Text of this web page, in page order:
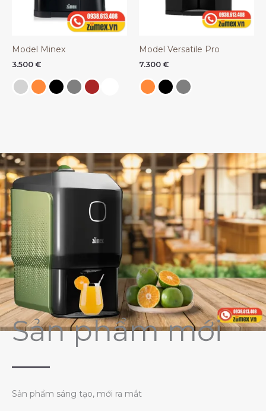
Model Minex
3.500 €
Model Versatile Pro
7.300 €
Sản phẩm mới
Sản phẩm sáng tạo, mới ra mắt